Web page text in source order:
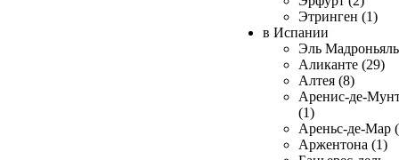
Этринген (1)
в Испании
Эль
Аликанте (29)
Алтея (8)
Аренис-де-
(1)
Ареньс-де-Мар
Аржентона (1)